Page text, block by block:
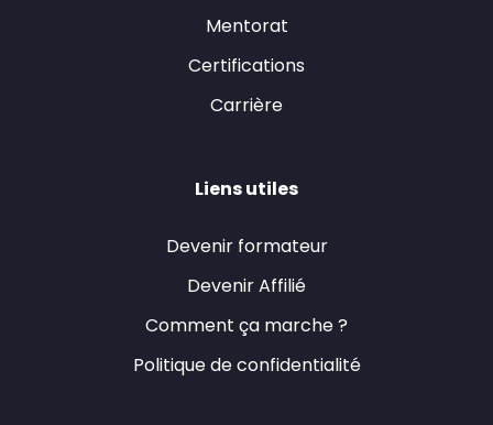
Mentorat
Certifications
Carrière
Liens utiles
Devenir formateur
Devenir Affilié
Comment ça marche ?
Politique de confidentialité